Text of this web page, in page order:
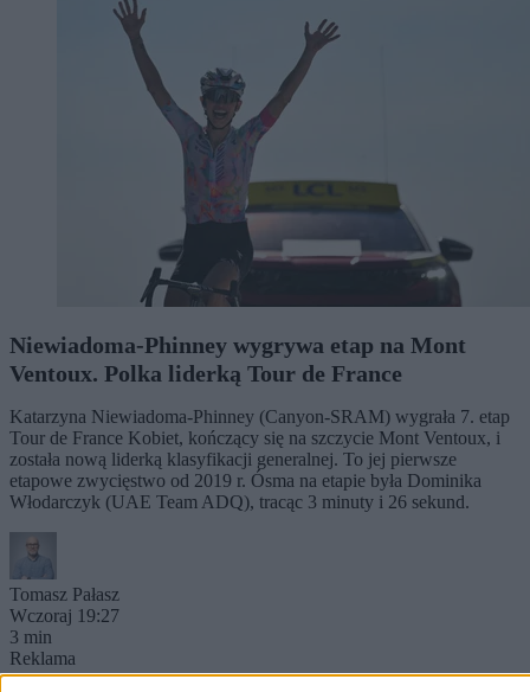
Niewiadoma-Phinney wygrywa etap na Mont
Ventoux. Polka liderką Tour de France
Katarzyna Niewiadoma-Phinney (Canyon-SRAM) wygrała 7. etap
Tour de France Kobiet, kończący się na szczycie Mont Ventoux, i
została nową liderką klasyfikacji generalnej. To jej pierwsze
etapowe zwycięstwo od 2019 r. Ósma na etapie była Dominika
Włodarczyk (UAE Team ADQ), tracąc 3 minuty i 26 sekund.
Tomasz Pałasz
Wczoraj 19:27
3 min
Reklama
Reklama